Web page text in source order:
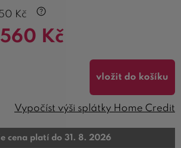
Kč
Kč
vložit do košíku
Vypočíst výši splátky Home Credit
cena platí do 31. 8. 2026